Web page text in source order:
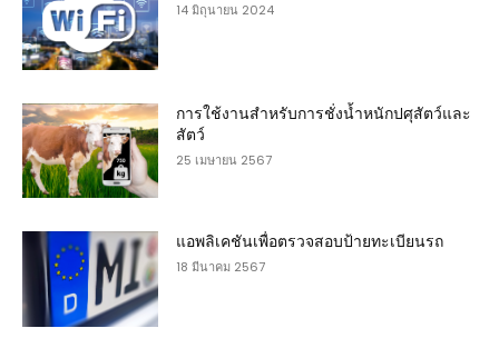
14 มิถุนายน 2024
การใช้งานสำหรับการชั่งน้ำหนักปศุสัตว์และ
สัตว์
25 เมษายน 2567
แอพลิเคชันเพื่อตรวจสอบป้ายทะเบียนรถ
18 มีนาคม 2567